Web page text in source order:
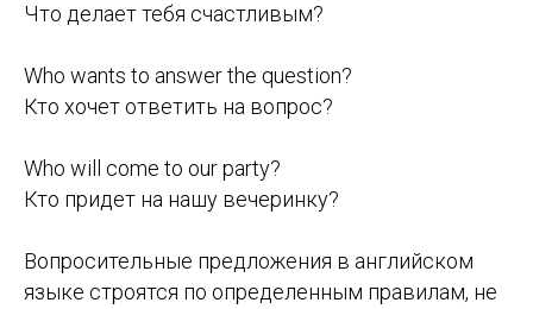
Что делает тебя счастливым?
Who wants to answer the question?
Кто хочет ответить на вопрос?
Who will come to our party?
Кто придет на нашу вечеринку?
Вопросительные предложения в английском
языке строятся по определенным правилам, не